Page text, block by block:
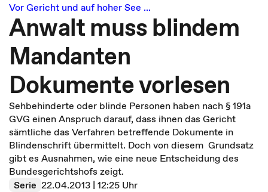
Vor Gericht und auf hoher See ...
Anwalt muss blindem
Mandanten
Dokumente vorlesen
Sehbehinderte oder blinde Personen haben nach § 191a
GVG einen Anspruch darauf, dass ihnen das Gericht
sämtliche das Verfahren betreffende Dokumente in
Blindenschrift übermittelt. Doch von diesem Grundsatz
gibt es Ausnahmen, wie eine neue Entscheidung des
Bundesgerichtshofs zeigt.
Serie 22.04.2013 | 12:25 Uhr